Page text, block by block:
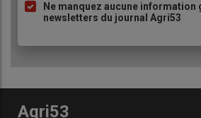
Ne manquez aucune information
newsletters du journal Agri53
Agri53